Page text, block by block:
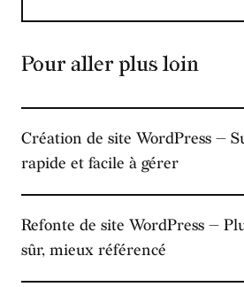
Pour aller plus loin
Création de site WordPress —
rapide et facile à gérer
Refonte de site WordPress —
sûr, mieux référencé